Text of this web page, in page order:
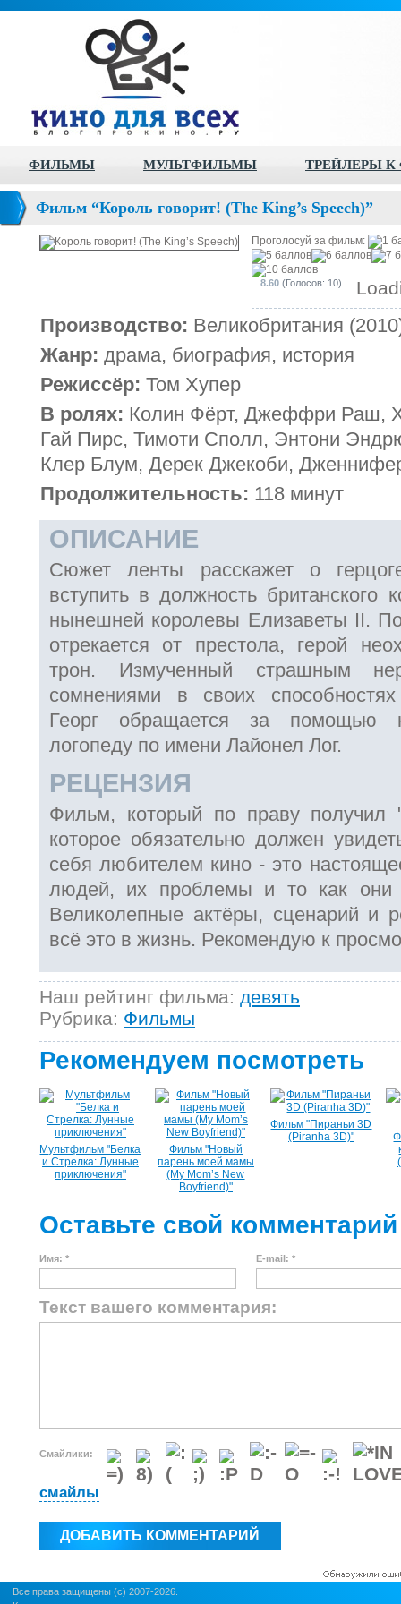
ФИЛЬМЫ МУЛЬТФИЛЬМЫ ТРЕЙЛЕРЫ
Фильм “Король говорит! (The King’s Speech)”
Проголосуй за фильм:
8.60 (Голосов: 10)
Производство: Великобритания
Жанр: драма, биография, история
Режиссёр: Том Хупер
В ролях: Колин Фёрт, Джеффри Раш,
Гай Пирс, Тимоти Сполл, Энтони
Клер Блум, Дерек Джекоби,
Продолжительность: 118 минут
ОПИСАНИЕ
Сюжет ленты расскажет о
вступить в должность британского
нынешней королевы Елизаветы II.
отрекается от престола, герой
трон. Измученный страшным
сомнениями в своих
Георг обращается за помощью к
логопеду по имени Лайонел Лог.
РЕЦЕНЗИЯ
Фильм, который по праву получил
которое обязательно должен
себя любителем кино - это
людей, их проблемы и то как они
Великолепные актёры, сценарий и
всё это в жизнь. Рекомендую к
Наш рейтинг фильма: девять
Рубрика: Фильмы
Рекомендуем посмотреть
Мультфильм "Белка
и Стрелка: Лунные
приключения"
Фильм "Новый
парень моей мамы
(My Mom’s New
Boyfriend)"
Фильм "Пираньи 3D
(Piranha 3D)"
Оставьте свой комментарий
Имя: * E-mail: *
Текст вашего комментария:
Смайлики:
смайлы
Все права защищены (c) 2007-2026.